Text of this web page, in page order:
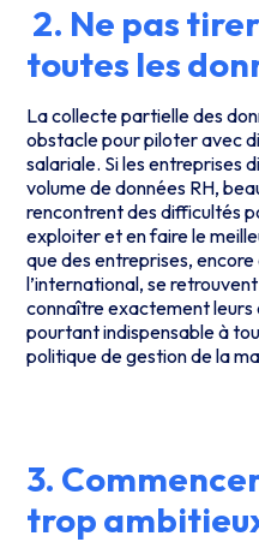
2. Ne pas
toutes les
La collecte partielle des
obstacle pour piloter avec
salariale. Si les entreprises
volume de données RH,
rencontrent des difficultés
exploiter et en faire le
que des entreprises,
l’international, se
connaître exactement
pourtant indispensable à
politique de gestion de la
3.
trop